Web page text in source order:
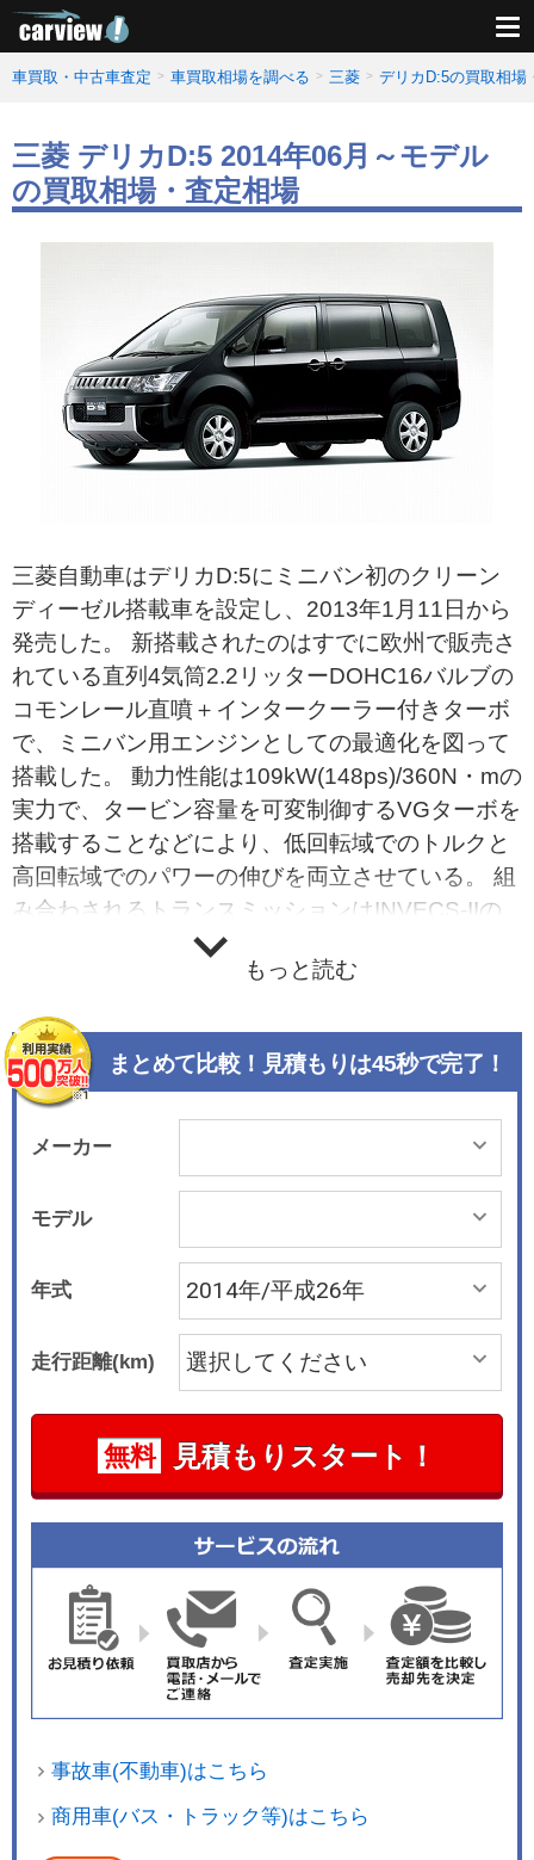
車買取・中古車査定 車買取相場を調べる 三菱 デリカD:5の買取相場
三菱 デリカD:5 2014年06月～モデル
の買取相場・査定相場
三菱自動車はデリカD:5にミニバン初のクリーン
ディーゼル搭載車を設定し、2013年1月11日から
発売した。 新搭載されたのはすでに欧州で販売さ
れている直列4気筒2.2リッターDOHC16バルブの
コモンレール直噴＋インタークーラー付きターボ
で、ミニバン用エンジンとしての最適化を図って
搭載した。 動力性能は109kW(148ps)/360N・mの
実力で、タービン容量を可変制御するVGターボを
搭載することなどにより、低回転域でのトルクと
高回転域でのパワーの伸びを両立させている。 組
み合わされるトランスミッションはINVECS-IIの
スポーツモード付き6速ATで、これもミニバン専
用のチューニングをした上で搭載されている。パ
8モードで13.6km/Lを達成し、エコカー減税が免
税になるほか、クリーンディーゼル補助金も受け
られる。クリーンディーゼル搭載車はDパワーパ
ッケージとDプレミアムの2グレードが設定されて
いるが、いずれもガソリン車に対して約30万円高
の設定。14万円を上限に補助金を受けられる。 2
014年2月20日にはDプレミアム（4WD、7人乗
り）をベースに、クロムメッキのフロントグリル
や本革シートなど内外装に上質感のある装備を施
した特別仕様車「ロイヤル エクシード」を発売し
た。 同年6月10日にはガソリンエンジン搭載のM
をベースに、本革巻ステアリングホイールや5本
スポークタイプのアルミホイールなどを装備した
特別仕様車「Mリミテッド」を発売した。
もっと読む
まとめて比較！見積もりは45秒で完了！
メーカー
モデル
年式
走行距離(km)
無料 見積もりスタート！
事故車(不動車)はこちら
商用車(バス・トラック等)はこちら